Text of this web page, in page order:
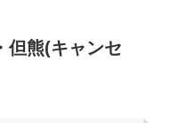
熊(キャンセ